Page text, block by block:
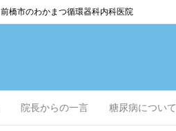
前橋市のわかまつ循環器科内科医院
院長からの一言 糖尿病について